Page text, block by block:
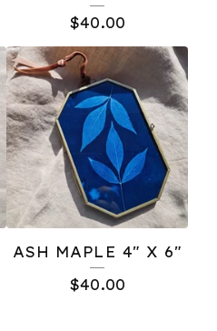
$40.00
ASH MAPLE 4" X 6"
$40.00